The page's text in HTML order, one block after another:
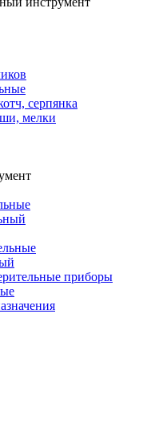
серпянка
мелки
приборы